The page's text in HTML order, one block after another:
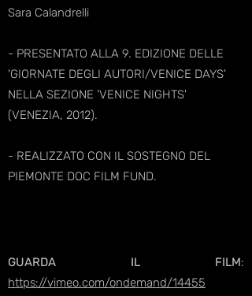
Sara Calandrelli
- PRESENTATO ALLA 9. EDIZIONE DELLE
'GIORNATE DEGLI AUTORI/VENICE DAYS'
NELLA SEZIONE 'VENICE NIGHTS'
(VENEZIA, 2012).
- REALIZZATO CON IL SOSTEGNO DEL
PIEMONTE DOC FILM FUND.
GUARDA IL FILM:
https://vimeo.com/ondemand/14455